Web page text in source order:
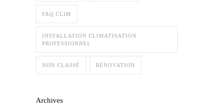
FAQ CLIM
INSTALLATION CLIMATISATION
PROFESSIONNEL
NON CLASSÉ RÉNOVATION
Archives